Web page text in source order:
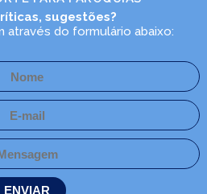
sugestões?
através do formulário abaixo: